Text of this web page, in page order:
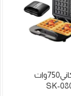
وافل سوكاني750وات